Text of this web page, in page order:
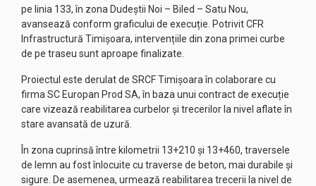
pe linia 133, în zona Dudeștii Noi – Biled – Satu Nou,
avansează conform graficului de execuție. Potrivit CFR
Infrastructură Timișoara, intervențiile din zona primei curbe
de pe traseu sunt aproape finalizate.
Proiectul este derulat de SRCF Timișoara în colaborare cu
firma SC Europan Prod SA, în baza unui contract de execuție
care vizează reabilitarea curbelor și trecerilor la nivel aflate în
stare avansată de uzură.
În zona cuprinsă între kilometrii 13+210 și 13+460, traversele
de lemn au fost înlocuite cu traverse de beton, mai durabile și
sigure. De asemenea, urmează reabilitarea trecerii la nivel de